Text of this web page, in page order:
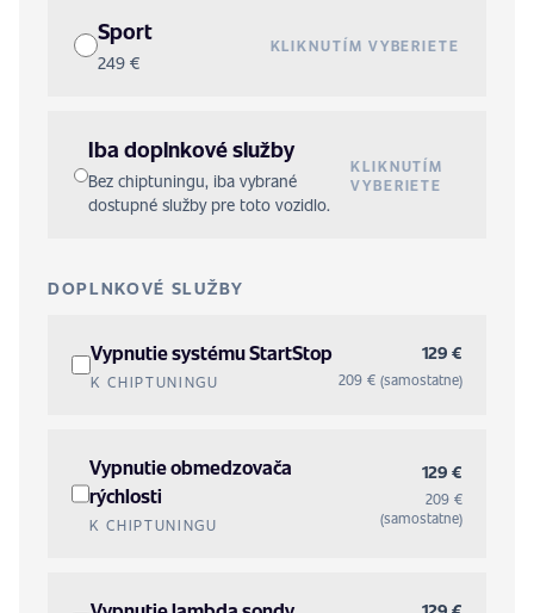
Sport
249 €
KLIKNUTÍM VYBERIETE
Iba doplnkové služby
Bez chiptuningu, iba vybrané
dostupné služby pre toto vozidlo.
KLIKNUTÍM
VYBERIETE
DOPLNKOVÉ SLUŽBY
Vypnutie systému StartStop
K CHIPTUNINGU
129 €
209 € (samostatne)
Vypnutie obmedzovača
rýchlosti
K CHIPTUNINGU
129 €
209 €
(samostatne)